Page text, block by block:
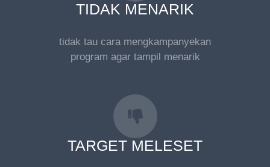
TIDAK MENARIK
tidak tau cara mengkampanyekan
program agar tampil menarik
TARGET MELESET